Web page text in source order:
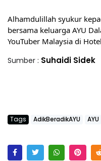
Alhamdulillah syukur
bersama keluarga AYU
YouTuber Malaysia di
Sumber : Suhaidi Sidek
Tags AdikBeradikAYU AYU